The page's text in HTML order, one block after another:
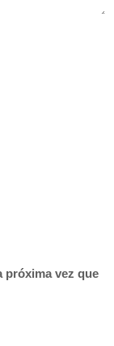
próxima vez que